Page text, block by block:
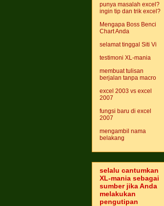
punya masalah excel?
ingin tip dan trik excel?
Mengapa Boss Benci
Chart Anda
selamat tinggal Siti Vi
testimoni XL-mania
membuat tulisan
berjalan tanpa macro
excel 2003 vs excel
2007
fungsi baru di excel
2007
mengambil nama
belakang
selalu cantumkan
XL-mania sebagai
sumber jika Anda
melakukan
pengutipan